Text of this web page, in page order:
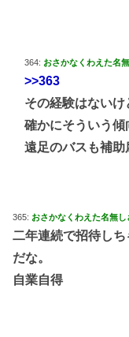
364: おさかなくわえた名
>>363
その経験はないけ
確かにそういう傾
遠足のバスも補助
365: おさかなくわえた名無し
二年連続で招待し
だな。
自業自得